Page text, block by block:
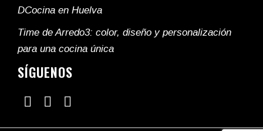
DCocina en Huelva
Time de Arredo3: color, diseño y personalización
para una cocina única
SÍGUENOS